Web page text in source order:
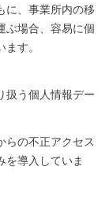
に、事業所内の移
ぶ場合、容易に個
す。
扱う個人情報デー
らの不正アクセス
を導入していま